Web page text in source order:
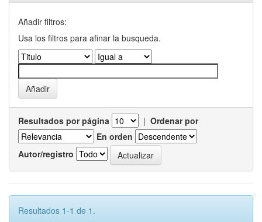
Añadir filtros:
Usa los filtros para afinar la busqueda.
Resultados por página | Ordenar por
En orden
Autor/registro
Resultados 1-1 de 1.